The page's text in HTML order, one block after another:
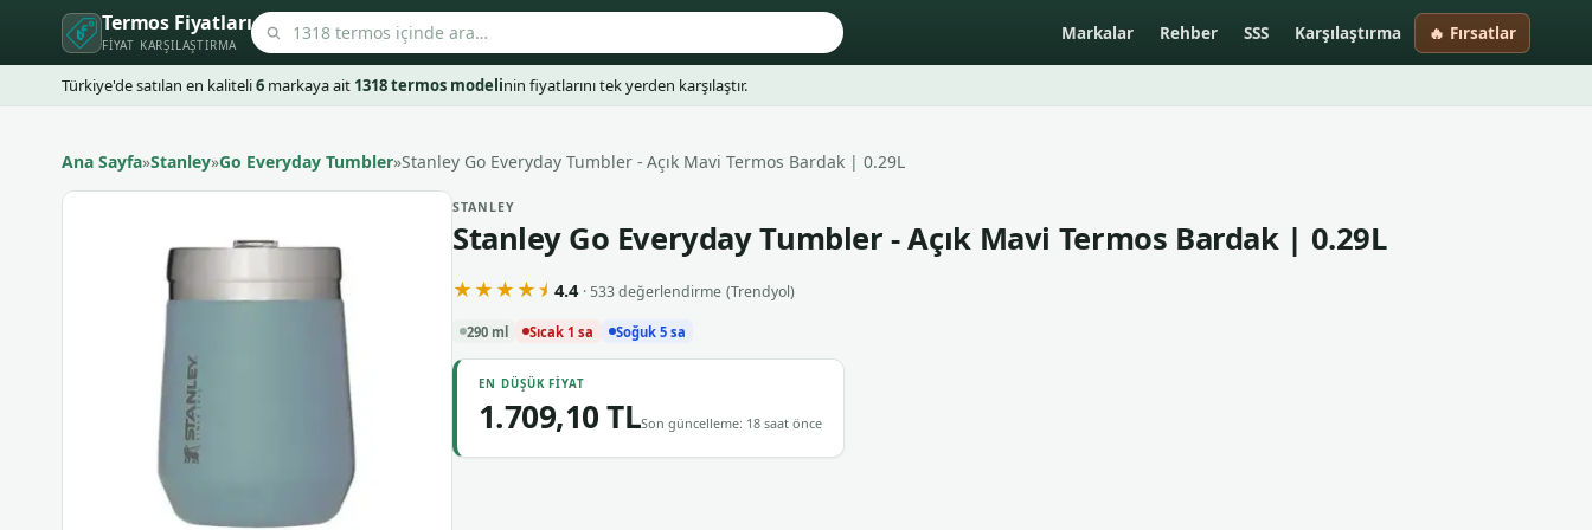
Termos Fiyatları
FIYAT KARŞILAŞTIRMA
Markalar Rehber SSS Karşılaştırma 🔥 Fırsatlar
Türkiye'de satılan en kaliteli6 markaya ait 1318 termos modelinin fiyatlarını tek yerden karşılaştır.
Ana Sayfa»Stanley»Go Everyday Tumbler»Stanley Go Everyday Tumbler - Açık Mavi Termos Bardak | 0.29L
STANLEY
Stanley Go Everyday Tumbler - Açık Mavi Termos Bardak | 0.29L
★★★★⯨ 4.4 · 533 değerlendirme (Trendyol)
290 ml Sıcak 1 sa Soğuk 5 sa
EN DÜŞÜK FIYAT
1.709,10 TLSon güncelleme: 18 saat önce